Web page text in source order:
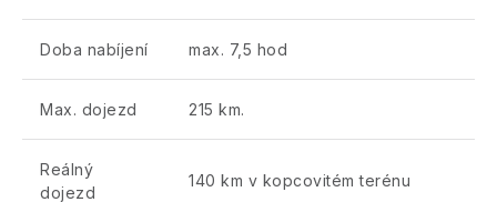
Doba nabíjení max. 7,5 hod
Max. dojezd 215 km.
Reálný
dojezd
140 km v kopcovitém terénu